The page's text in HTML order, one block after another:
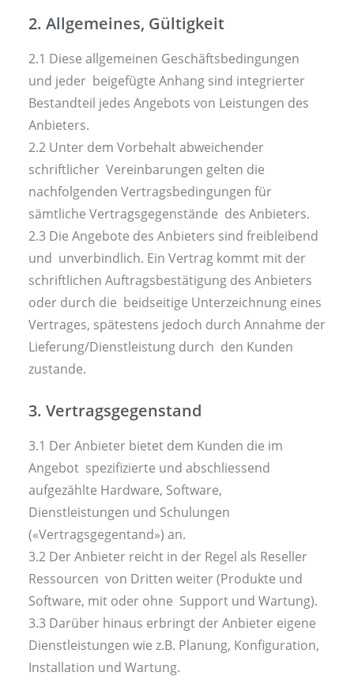
2. Allgemeines, Gültigkeit
2.1 Diese allgemeinen Geschäftsbedingungen
und jeder beigefügte Anhang sind integrierter
Bestandteil jedes Angebots von Leistungen des
Anbieters.
2.2 Unter dem Vorbehalt abweichender
schriftlicher Vereinbarungen gelten die
nachfolgenden Vertragsbedingungen für
sämtliche Vertragsgegenstände des Anbieters.
2.3 Die Angebote des Anbieters sind freibleibend
und unverbindlich. Ein Vertrag kommt mit der
schriftlichen Auftragsbestätigung des Anbieters
oder durch die beidseitige Unterzeichnung eines
Vertrages, spätestens jedoch durch Annahme der
Lieferung/Dienstleistung durch den Kunden
zustande.
3. Vertragsgegenstand
3.1 Der Anbieter bietet dem Kunden die im
Angebot spezifizierte und abschliessend
aufgezählte Hardware, Software,
Dienstleistungen und Schulungen
(«Vertragsgegentand») an.
3.2 Der Anbieter reicht in der Regel als Reseller
Ressourcen von Dritten weiter (Produkte und
Software, mit oder ohne Support und Wartung).
3.3 Darüber hinaus erbringt der Anbieter eigene
Dienstleistungen wie z.B. Planung, Konfiguration,
Installation und Wartung.